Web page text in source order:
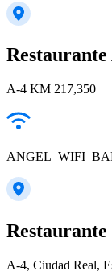
A-4 KM 217,350
Restaurante
A-4, Ciudad Real,